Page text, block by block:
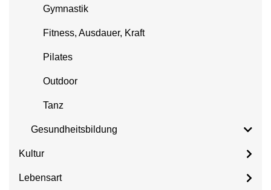
Gymnastik
Fitness, Ausdauer, Kraft
Pilates
Outdoor
Tanz
Gesundheitsbildung
Kultur
Lebensart